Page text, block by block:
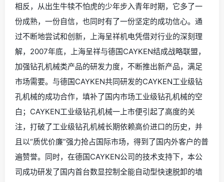
售业的运营，一步步的尝试，产品不但畅销国内、香港、
台湾市场，而且远销德国、美国、意大利、俄罗斯、印
度、日本、韩国、印度、印尼、迪拜等中东地区，得到了
客户们的一致好评。国际市场的开拓，大大激发了呈祥人
的工作信心和工作热情。
路漫漫其修远兮,吾将上下而求索。上海呈祥虽然在国际市
场取得了一定的成绩，但并没有停滞不前，满于现状，而
相反，从出生牛犊不怕虎的少年步入青年时期，它多了一
份成熟，一份自信，也同时有了一份坚定的成功信心。通
过不断地尝试和创新，上海呈祥机电凭借对行业的深刻理
解，2007年底，上海呈祥与德国CAYKEN结成战略联盟，